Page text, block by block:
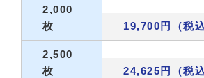
2,000
枚
19,700円（税込
2,500
枚
24,625円（税込